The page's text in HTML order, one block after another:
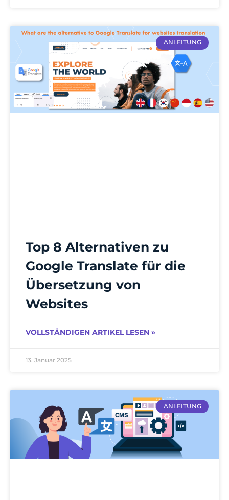
ANLEITUNG
Top 8 Alternativen zu
Google Translate für die
Übersetzung von
Websites
VOLLSTÄNDIGEN ARTIKEL LESEN »
13. Januar 2025
ANLEITUNG